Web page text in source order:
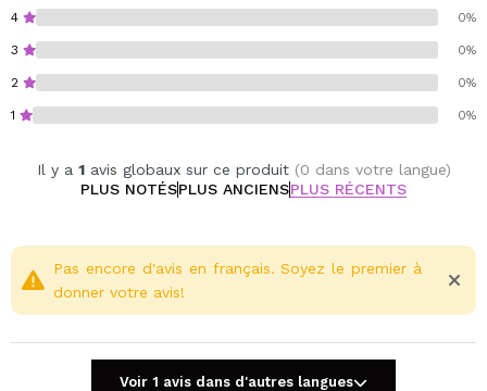
4 0%
3 0%
2 0%
1 0%
Il y a 1avis globaux sur ce produit (0 dans votre langue)
PLUS NOTÉSPLUS ANCIENSPLUS RÉCENTS
Pas encore d'avis en français. Soyez le premier à
donner votre avis!
Voir 1 avis dans d'autres langues